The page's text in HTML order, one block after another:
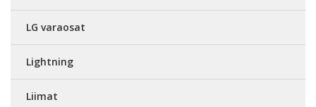
LG varaosat
Lightning
Liimat